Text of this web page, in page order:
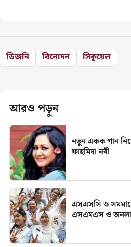
ডিজনি বিনোদন সিকুয়েল
আরও পড়ুন
নতুন একক গান
ফাহমিদা নবী
এসএসসি ও
এসএমএস ও